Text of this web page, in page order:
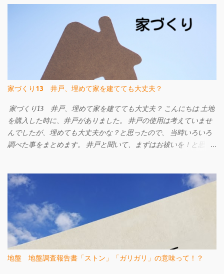
は土地の支持力も活かして改良工事の内容を考えられています。
ですから、杭の本数が従来より少なくなったり、施工日数が少な
くて済むなどのメリットがあります。 地盤改良工事は建物を支え
る事が一番です。 地震や液状化による被害がゼロになる工事では
ありませんが、 地盤補強工事を行っている建物と比べ地震による
被害は小さくなります。 地盤改良工事をご検討中の方はW-ZERO
工法も候補に挙げてみてはいかがでしょうか。 詳しくはこちらの
ページへ W-ZERO工法 地盤調査・地盤改良工事のご相談は㈱
FACEまで e-mail info@face215.com tel 087-813-6811
家づくり13 井戸、埋めて家を建てても大丈夫？
家づくり13 井戸、埋めて家を建てても大丈夫？ こんにちは 土地
を購入した時に、井戸がありました。 井戸の使用は考えていませ
んでしたが、埋めても大丈夫かな？と思ったので、 当時いろいろ
調べた事をまとめます。 井戸と聞いて、まずはお祓いを！と思い
が進まない、ちょっとしたケガをする。 ということがあり、工事
の途中で改めてお祓いをした。という記憶があったからです。 購
入した土地に井戸は２つあり、１つは干上がっていたようでし
た。 もう一つはしっかりと水が出る井戸です。 干上がったものは
埋める、水が出るものはそのままにしておく事に。 我が家はその
上に家を建てる事はしませんでしたので、花崗土と井戸の底まで
届く 長い塩ビパイプを使用しある程度の締固めをしてもらい埋め
る事となりました。 昔は細く長い竹を使って息抜きしていたそう
地盤 地盤調査報告書「ストン」「ガリガリ」の意味って！？